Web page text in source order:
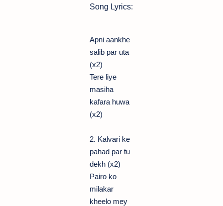
Song Lyrics:
Apni aankhe
salib par uta
(x2)
Tere liye
masiha
kafara huwa
(x2)
2. Kalvari ke
pahad par tu
dekh (x2)
Pairo ko
milakar
kheelo mey